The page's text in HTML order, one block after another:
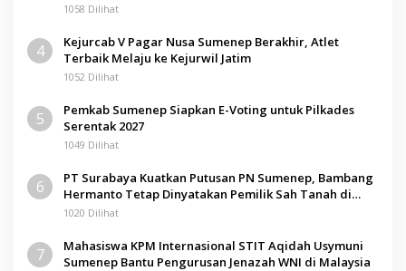
1058 Dilihat
4
Kejurcab V Pagar Nusa Sumenep Berakhir, Atlet
Terbaik Melaju ke Kejurwil Jatim
1052 Dilihat
5
Pemkab Sumenep Siapkan E-Voting untuk Pilkades
Serentak 2027
1049 Dilihat
6
PT Surabaya Kuatkan Putusan PN Sumenep, Bambang
Hermanto Tetap Dinyatakan Pemilik Sah Tanah di
Pamolokan
1020 Dilihat
7
Mahasiswa KPM Internasional STIT Aqidah Usymuni
Sumenep Bantu Pengurusan Jenazah WNI di Malaysia